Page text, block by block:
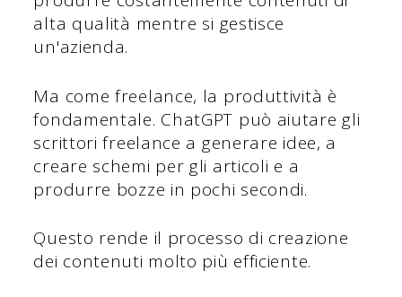
alta qualità mentre si gestisce
un'azienda.
Ma come freelance, la produttività è
fondamentale. ChatGPT può aiutare gli
scrittori freelance a generare idee, a
creare schemi per gli articoli e a
produrre bozze in pochi secondi.
Questo rende il processo di creazione
dei contenuti molto più efficiente.